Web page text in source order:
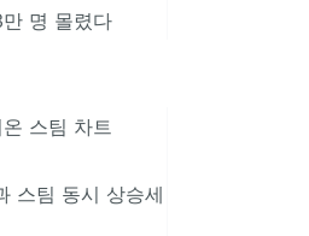
만 명 몰렸다
스팀 차트
스팀 동시 상승세